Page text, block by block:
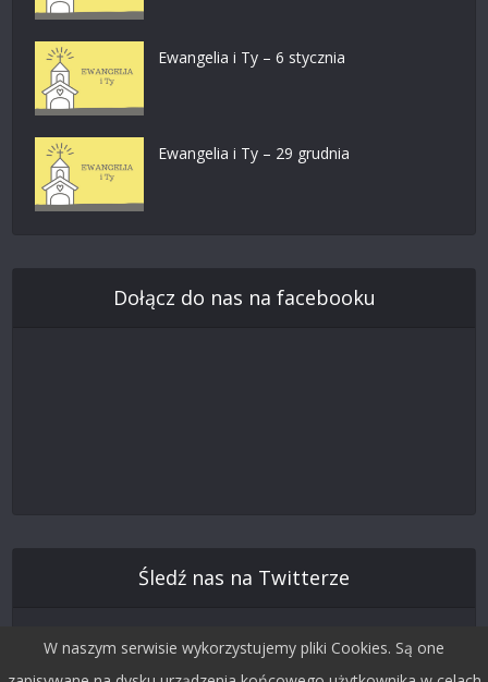
Ewangelia i Ty – 6 stycznia
Ewangelia i Ty – 29 grudnia
Dołącz do nas na facebooku
Śledź nas na Twitterze
W naszym serwisie wykorzystujemy pliki Cookies. Są one